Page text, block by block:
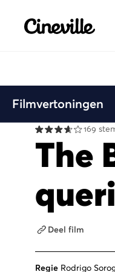
Cineville Logo
Filmvertoningen
169
The
Deel film
Regie Rodrigo